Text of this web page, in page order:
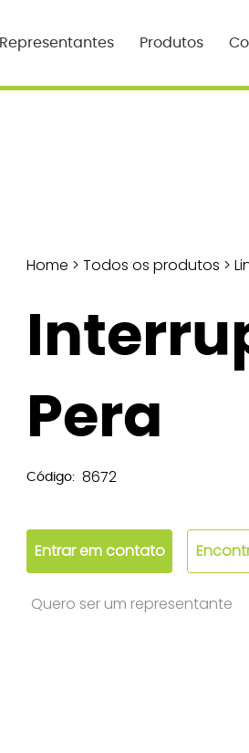
Representantes Produtos
Home > Todos os produtos >
Pera
Código: 8672
Entrar em contato
Quero ser um representante